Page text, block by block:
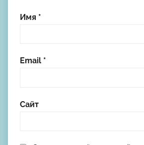
Имя *
Email *
Сайт